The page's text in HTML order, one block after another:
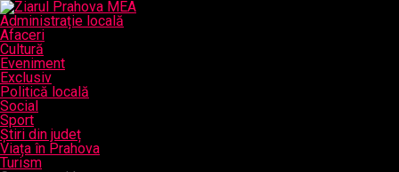
Administrație locală
Afaceri
Cultură
Eveniment
Exclusiv
Politică locală
Social
Sport
Știri din județ
Viața în Prahova
Turism